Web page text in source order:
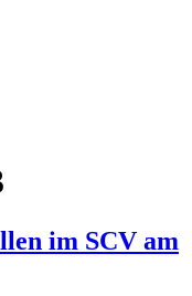
im SCV am